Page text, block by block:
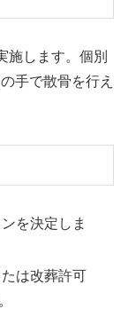
施します。個別
手で散骨を行え
を決定しま
は改葬許可